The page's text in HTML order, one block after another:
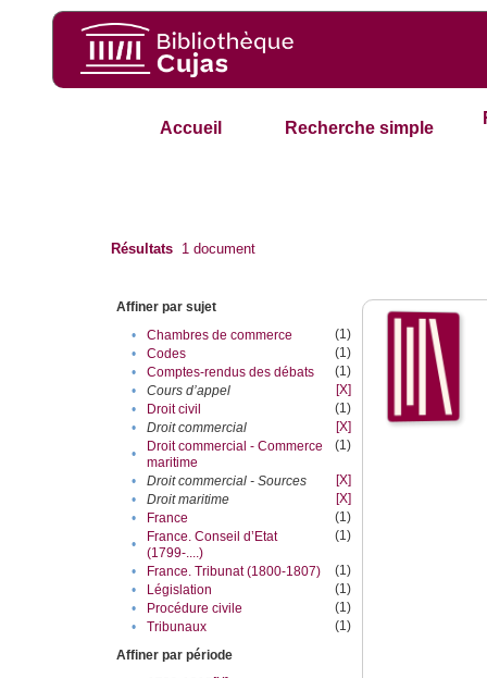
Accueil Recherche simple
Résultats 1 document
Affiner par sujet
•
Chambres de commerce
(1)
•
Codes
(1)
•
Comptes-rendus des débats
(1)
•
Cours d’appel
[X]
•
Droit civil
(1)
•
Droit commercial
[X]
•
Droit commercial - Commerce
maritime
(1)
• Droit commercial - Sources
[X]
•
Droit maritime
[X]
•
France
(1)
•
France. Conseil d’Etat
(1799-....)
(1)
• France. Tribunat (1800-1807)
(1)
•
Législation
(1)
•
Procédure civile
(1)
•
Tribunaux
(1)
Affiner par période